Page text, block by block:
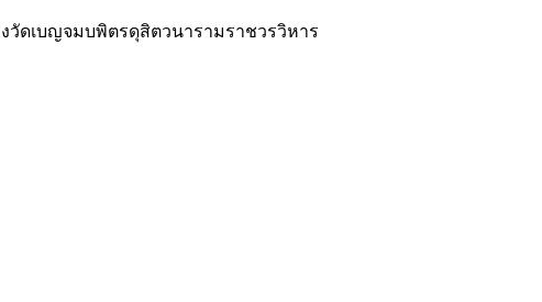
วัดเบญจมบพิตรดุสิตวนารามราชวรวิหาร